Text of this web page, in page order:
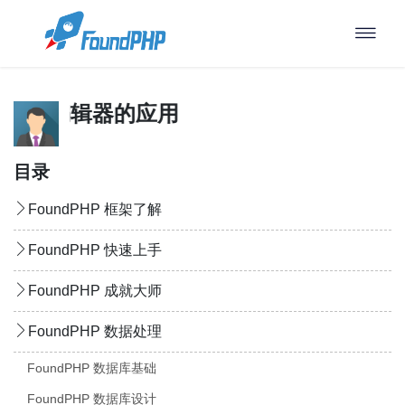
编辑器的应用
目录
FoundPHP 框架了解
FoundPHP 快速上手
FoundPHP 成就大师
FoundPHP 数据处理
FoundPHP 数据库基础
FoundPHP 数据库设计